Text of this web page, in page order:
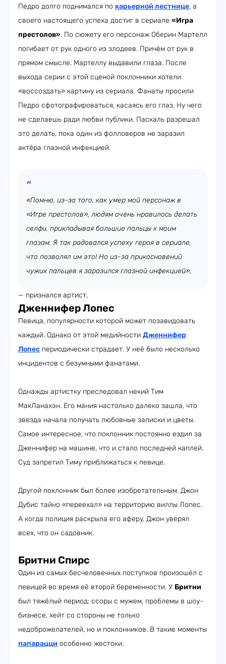
Педро долго поднимался по карьерной лестнице, а
своего настоящего успеха достиг в сериале «Игра
престолов». По сюжету его персонаж Оберин Мартелл
погибает от рук одного из злодеев. Причём от рук в
прямом смысле. Мартеллу выдавили глаза. После
выхода серии с этой сценой поклонники хотели
«воссоздать» картину из сериала. Фанаты просили
Педро сфотографироваться, касаясь его глаз. Ну чего
не сделаешь ради любви публики. Паскаль разрешал
это делать, пока один из фолловеров не заразил
актёра глазной инфекцией.
«Помню, из-за того, как умер мой персонаж в
«Игре престолов», людям очень нравилось делать
селфи, прикладывая большие пальцы к моим
глазам. Я так радовался успеху героя в сериале,
что позволял им это! Но из-за прикосновений
чужих пальцев я заразился глазной инфекцией»,
— признался артист.
Дженнифер Лопес
Певица, популярности которой может позавидовать
каждый. Однако от этой медийности Дженнифер
Лопес периодически страдает. У неё было несколько
инцидентов с безумными фанатами.
Однажды артистку преследовал некий Тим
МакЛанахэн. Его мания настолько далеко зашла, что
звезда начала получать любовные записки и цветы.
Самое интересное, что поклонник постоянно ездил за
Дженнифер на машине, что и стало последней каплей.
Суд запретил Тиму приближаться к певице.
Другой поклонник был более изобретательным. Джон
Дубис тайно «переехал» на территорию виллы Лопес.
А когда полиция раскрыла его аферу, Джон уверял
всех, что он садовник.
Бритни Спирс
Один из самых бесчеловечных поступков произошёл с
певицей во время её второй беременности. У Бритни
был тяжёлый период: ссоры с мужем, проблемы в шоу-
бизнесе, хейт со стороны не только
недоброжелателей, но и поклонников. В такие моменты
папарацци особенно жестоки.